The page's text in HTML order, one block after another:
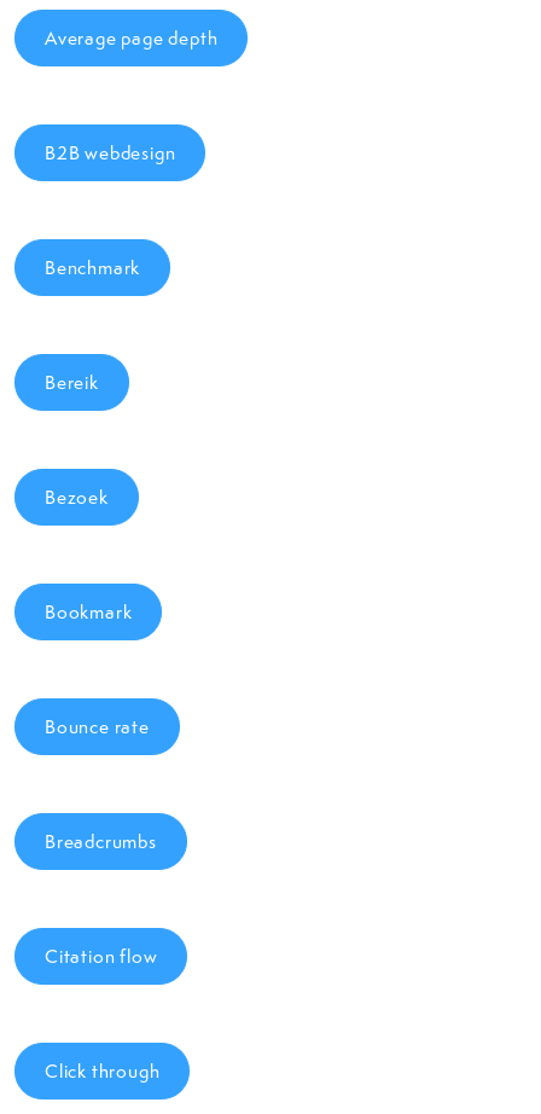
Average page depth
B2B webdesign
Benchmark
Bereik
Bezoek
Bookmark
Bounce rate
Breadcrumbs
Citation flow
Click through